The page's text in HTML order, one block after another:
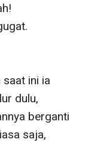
ini ia
dulu,
berganti
saja,